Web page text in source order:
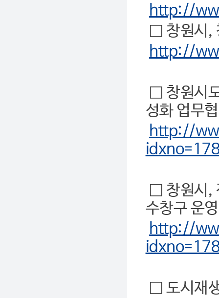
http://
□ 창원시,
http://
□ 창원시
성화 업무
http://
□ 창원시,
수창구 운
http://
□ 도시재